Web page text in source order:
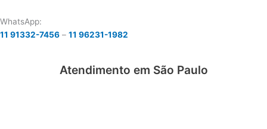
WhatsApp:
11 91332-7456 – 11 96231-1982
Atendimento em São Paulo